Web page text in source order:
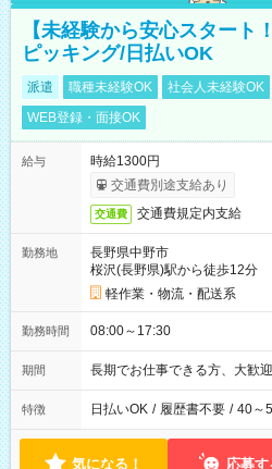
【未経験から安心スタート
ピッキング/日払いOK
派遣 職種未経験OK 社会人未経験OK
WEB登録・面接OK
給与
時給1300円
交通費別途支給あり
交通費 交通費規定内支給
勤務地
長野県中野市
桜沢(長野県)駅から徒歩12分
軽作業・物流・配送系
勤務時間 08:00～17:30
期間 長期でお仕事できる方、大歓迎
特徴 日払いOK / 履歴書不要 / 40～
気になる！ 応募す